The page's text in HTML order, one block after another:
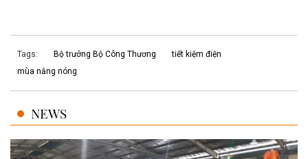
Tags: Bộ trưởng Bộ Công Thương
tiết kiệm điện
mùa nắng nóng
NEWS